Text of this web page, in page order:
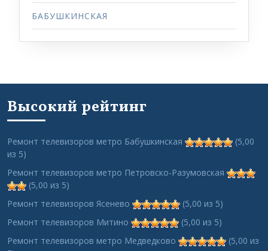
БАБУШКИНСКАЯ
Высокий рейтинг
Ремонт телевизоров метро Бабушкинская
(5,00
из 5)
Ремонт телевизоров метро Петровско-Разумовская
(5,00 из 5)
Ремонт телевизоров Ясенево
(5,00 из 5)
Ремонт телевизоров Митино
(5,00 из 5)
Ремонт телевизоров метро Медведково
(5,00 из